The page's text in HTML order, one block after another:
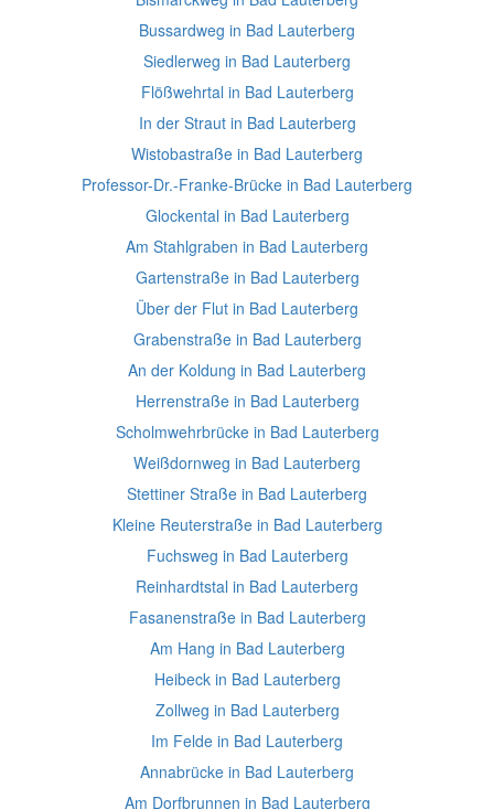
Bussardweg in Bad Lauterberg
Siedlerweg in Bad Lauterberg
Flößwehrtal in Bad Lauterberg
In der Straut in Bad Lauterberg
Wistobastraße in Bad Lauterberg
Professor-Dr.-Franke-Brücke in Bad Lauterberg
Glockental in Bad Lauterberg
Am Stahlgraben in Bad Lauterberg
Gartenstraße in Bad Lauterberg
Über der Flut in Bad Lauterberg
Grabenstraße in Bad Lauterberg
An der Koldung in Bad Lauterberg
Herrenstraße in Bad Lauterberg
Scholmwehrbrücke in Bad Lauterberg
Weißdornweg in Bad Lauterberg
Stettiner Straße in Bad Lauterberg
Kleine Reuterstraße in Bad Lauterberg
Fuchsweg in Bad Lauterberg
Reinhardtstal in Bad Lauterberg
Fasanenstraße in Bad Lauterberg
Am Hang in Bad Lauterberg
Heibeck in Bad Lauterberg
Zollweg in Bad Lauterberg
Im Felde in Bad Lauterberg
Annabrücke in Bad Lauterberg
Am Dorfbrunnen in Bad Lauterberg